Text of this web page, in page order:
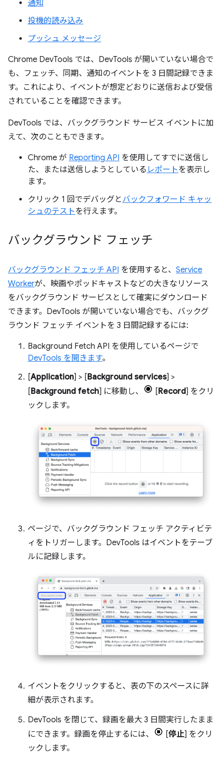
通知
投機的読み込み
プッシュ メッセージ
Chrome DevTools では、DevTools が開いていない場合で
も、フェッチ、同期、通知のイベントを 3 日間記録できま
す。これにより、イベントが想定どおりに送信および受信
されていることを確認できます。
DevTools では、バックグラウンド サービス イベントに加
えて、次のこともできます。
Chrome が Reporting API を使用してすでに送信し
た、または送信しようとしている レポートを表示し
ます。
クリック 1 回でデバッグと バックフォワード キャッ
シュのテストを行えます。
バックグラウンド フェッチ
バックグラウンド フェッチ API を使用すると、 Service
Workerが、映画やポッドキャストなどの大きなリソース
をバックグラウンド サービスとして確実にダウンロード
できます。DevTools が開いていない場合でも、バックグ
ラウンド フェッチ イベントを 3 日間記録するには:
Background Fetch API を使用しているページで
DevTools を開きます。
[Application] > [Background services] >
[Background fetch] に移動し、 [Record] をクリ
ックします。
ページで、バックグラウンド フェッチ アクティビテ
ィをトリガーします。DevTools はイベントをテーブ
ルに記録します。
イベントをクリックすると、表の下のスペースに詳
細が表示されます。
DevTools を閉じて、録画を最大 3 日間実行したまま
にできます。録画を停止するには、
[停止] をクリ
ックします。